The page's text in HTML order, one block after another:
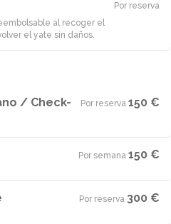
al recoger el
el yate sin daños.
Por reserva
/ Check-
Por reserva·150 €
Por semana·150 €
Por reserva·300 €